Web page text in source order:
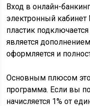
Вход в онлайн-
электронный
пластик
является
оформляется и
Основным плюсом
программа. Если вы
начисляется 1% от